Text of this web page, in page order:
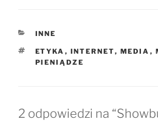
KATEGORIE
INNE
TAGI
ETYKA , INTERNET, MEDIA ,
PIENIĄDZE
2 odpowiedzi na